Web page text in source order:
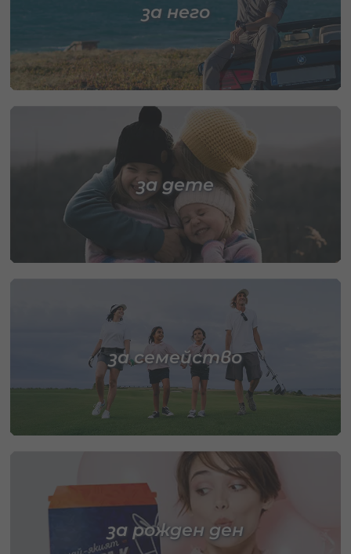
за него
за дете
за семейство
за рожден ден